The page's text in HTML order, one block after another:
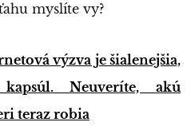
myslíte vy?
výzva je šialenejšia,
Neuveríte, akú
teraz robia